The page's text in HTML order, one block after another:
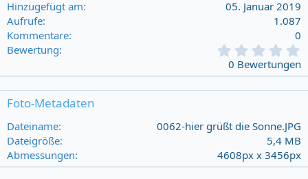
Hinzugefügt am
05. Januar 2019
Aufrufe
1.087
Kommentare
0
Bewertung
0
0
s
0 Bewertungen
Foto-Metadaten
Dateiname
0062-hier grüßt die Sonne.JPG
Dateigröße
5,4 MB
Abmessungen
4608px x 3456px